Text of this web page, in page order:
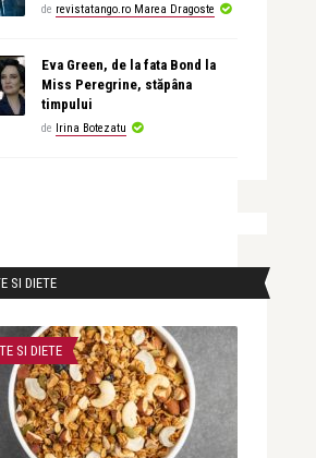
de revistatango.ro Marea Dragoste
Eva Green, de la fata Bond la
Miss Peregrine, stăpâna
timpului
de Irina Botezatu
SI DIETE
SI DIETE